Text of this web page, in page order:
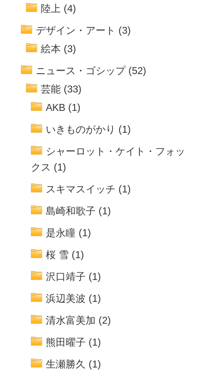
陸上 (4)
デザイン・アート (3)
絵本 (3)
ニュース・ゴシップ(52)
芸能 (33)
AKB (1)
いきものがかり (1)
シャーロット・ケイト・フォッ
クス (1)
スキマスイッチ (1)
島崎和歌子 (1)
是永瞳 (1)
桜 雪 (1)
沢口靖子 (1)
浜辺美波 (1)
清水富美加 (2)
熊田曜子 (1)
生瀬勝久 (1)